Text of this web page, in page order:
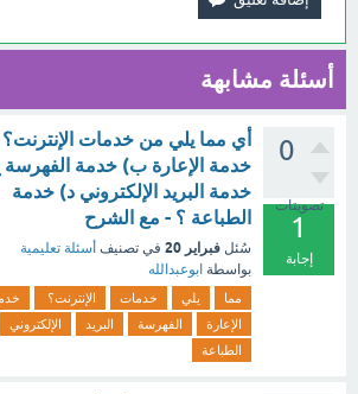
أسئلة مشابهة
0
تصويتات
1
إجابة
أي مما يلي من خدمات
خدمة الإعارة ب) خدمة
خدمة البريد الإلكتروني د) خدمة
الطباعة ؟ - مع الشرح
سُئل فبراير 20 في تصنيف أسئلة تعليمية
بواسطة ابوعبدالله
مما يلي خدمات الإنترنت؟
الإعارة
الفهرسة البريد
الإلكتروني
الطباعة